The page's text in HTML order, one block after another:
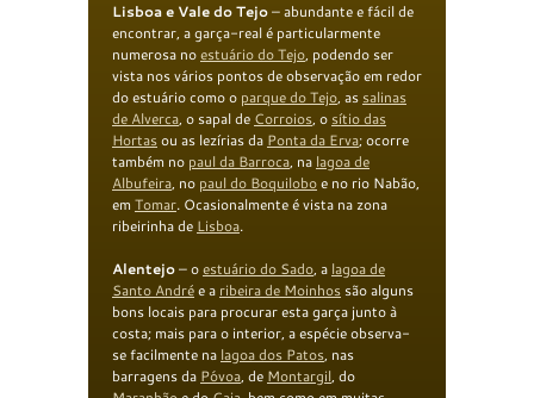
Lisboa e Vale do Tejo– abundante e fácil de
encontrar, a garça-real é particularmente
numerosa noestuário do Tejo, podendo ser
vista nos vários pontos de observação em redor
do estuário como o parque doTejo, as salinas
de Alverca, o sapal de Corroios, o sítio das
Hortasou as lezírias da Ponta da Erva; ocorre
também no paul da Barroca, na lagoa de
Albufeira, no paul do Boquiloboe no rio Nabão,
em Tomar. Ocasionalmente é vista na zona
ribeirinha de Lisboa.
Alentejo– oestuário do Sado, a lagoa de
Santo Andrée a ribeira de Moinhos são alguns
bons locais para procurar esta garça junto à
costa; mais para o interior, a espécie observa-
se facilmente na lagoa dos Patos, nas
barragens da Póvoa, de Montargil, do